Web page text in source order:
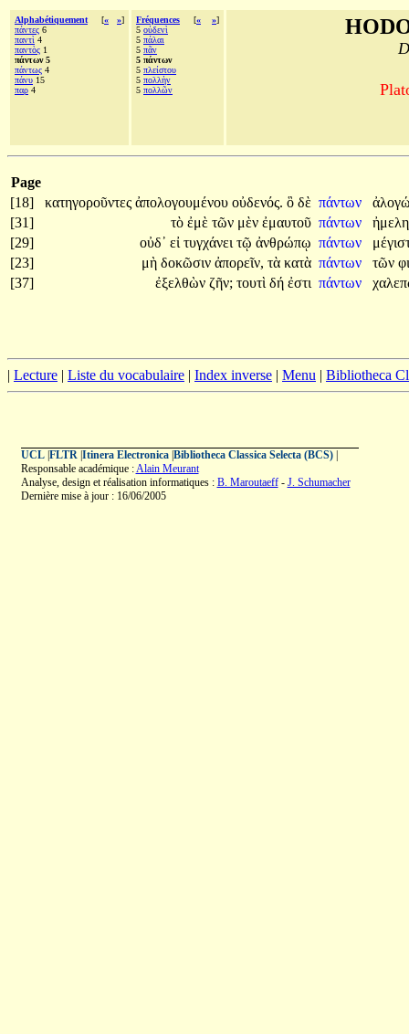
Alphabétiquement [« »]
πάντες 6
παντὶ 4
παντὸς 1
πάντων 5
πάντως 4
πάνυ 15
παρ 4
Fréquences [« »]
5 οὐδενὶ
5 πάλαι
5 πᾶν
5 πάντων
5 πλείστου
5 πολλὴν
5 πολλῶν
Page
[18]
κατηγοροῦντες ἀπολογουμένου οὐδενός. ὃ δὲ πάντων
[31]
τὸ ἐμὲ τῶν μὲν ἐμαυτοῦ πάντων
[29]
οὐδ᾽ εἰ τυγχάνει τῷ ἀνθρώπῳ πάντων
[23]
μὴ δοκῶσιν ἀπορεῖν, τὰ κατὰ πάντων τῶν
[37]
ἐξελθὼν ζῆν; τουτὶ δή ἐστι πάντων
| Lecture | Liste du vocabulaire | Index inverse | Menu | Bibliotheca
UCL| FLTR| Itinera Electronica| Bibliotheca Classica Selecta (BCS)|
Responsable académique :Alain Meurant
Analyse, design et réalisation informatiques : B. Maroutaeff- J. Schumacher
Dernière mise à jour : 16/06/2005